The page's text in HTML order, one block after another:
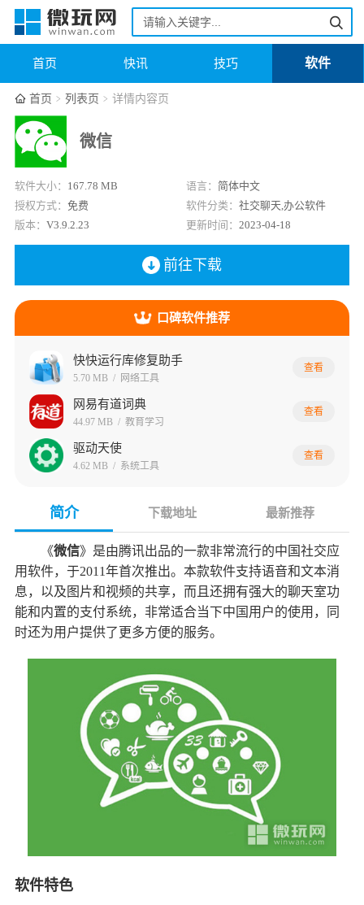
首页 快讯 技巧 软件
首页 列表页 详情内容页
微信
软件大小： 167.78 MB 语言： 简体中文
授权方式： 免费 软件分类： 社交聊天,办公软件
版本： V3.9.2.23 更新时间： 2023-04-18
前往下载
口碑软件推荐
快快运行库修复助手
5.70 MB / 网络工具
查看
网易有道词典
44.97 MB / 教育学习
查看
驱动天使
4.62 MB / 系统工具
查看
简介 下载地址 最新推荐
《微信》是由腾讯出品的一款非常流行的中国社交应
用软件，于2011年首次推出。本款软件支持语音和文本消
息，以及图片和视频的共享，而且还拥有强大的聊天室功
能和内置的支付系统，非常适合当下中国用户的使用，同
时还为用户提供了更多方便的服务。
软件特色